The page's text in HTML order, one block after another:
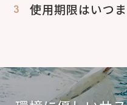
使用期限はいつ